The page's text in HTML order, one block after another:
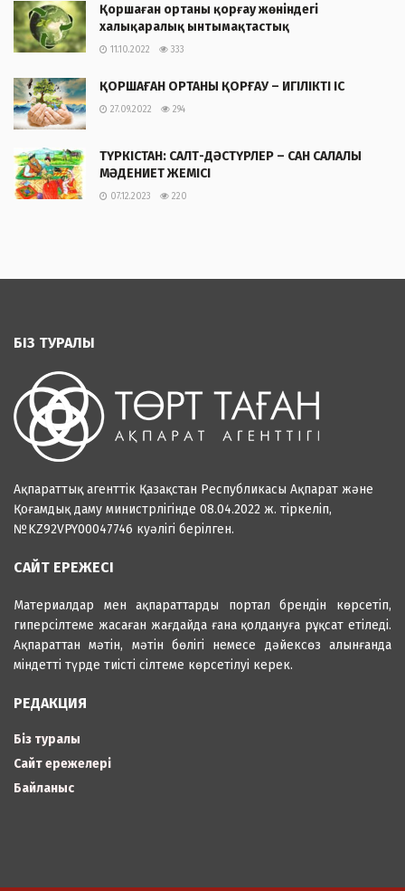
Қоршаған ортаны қорғау жөніндегі
халықаралық ынтымақтастық
11.10.2022 333
ҚОРШАҒАН ОРТАНЫ ҚОРҒАУ – ИГІЛІКТІ ІС
27.09.2022 294
ТҮРКІСТАН: САЛТ-ДӘСТҮРЛЕР – САН САЛАЛЫ
МӘДЕНИЕТ ЖЕМІСІ
07.12.2023 220
БІЗ ТУРАЛЫ
Ақпараттық агенттік Қазақстан Республикасы Ақпарат және
Қоғамдық даму министрлігінде 08.04.2022 ж. тіркеліп,
№KZ92VPY00047746 куәлігі берілген.
САЙТ ЕРЕЖЕСІ
Материалдар мен ақпараттарды портал брендін көрсетіп,
гиперсілтеме жасаған жағдайда ғана қолдануға рұқсат етіледі.
Ақпараттан мәтін, мәтін бөлігі немесе дәйексөз алынғанда
міндетті түрде тиісті сілтеме көрсетілуі керек.
РЕДАКЦИЯ
Біз туралы
Сайт ережелері
Байланыс